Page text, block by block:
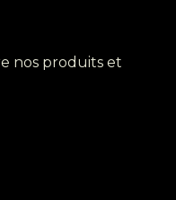
nos produits et